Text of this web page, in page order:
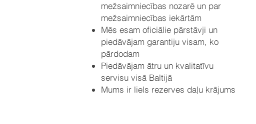
mežsaimniecības nozarē un par
mežsaimniecības iekārtām
Mēs esam oficiālie pārstāvji un
piedāvājam garantiju visam, ko
pārdodam
Piedāvājam ātru un kvalitatīvu
servisu visā Baltijā
Mums ir liels rezerves daļu krājums